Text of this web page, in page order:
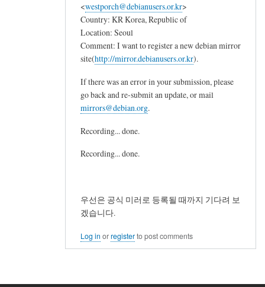
<westporch@debianusers.or.kr>
Country: KR Korea, Republic of
Location: Seoul
Comment: I want to register a new debian mirror
site(http://mirror.debianusers.or.kr).
If there was an error in your submission, please
go back and re-submit an update, or mail
mirrors@debian.org.
Recording... done.
Recording... done.
우선은 공식 미러로 등록될 때까지 기다려 보
겠습니다.
Log in orregisterto post comments